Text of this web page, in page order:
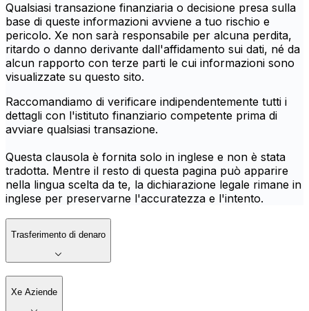
Qualsiasi transazione finanziaria o decisione presa sulla
base di queste informazioni avviene a tuo rischio e
pericolo. Xe non sarà responsabile per alcuna perdita,
ritardo o danno derivante dall'affidamento sui dati, né da
alcun rapporto con terze parti le cui informazioni sono
visualizzate su questo sito.
Raccomandiamo di verificare indipendentemente tutti i
dettagli con l'istituto finanziario competente prima di
avviare qualsiasi transazione.
Questa clausola è fornita solo in inglese e non è stata
tradotta. Mentre il resto di questa pagina può apparire
nella lingua scelta da te, la dichiarazione legale rimane in
inglese per preservarne l'accuratezza e l'intento.
Trasferimento di denaro
Xe Aziende